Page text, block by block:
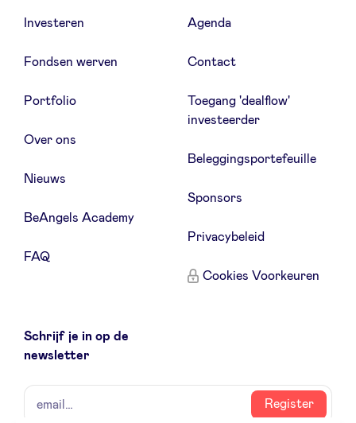
Investeren
Fondsen werven
Portfolio
Over ons
Nieuws
BeAngels Academy
FAQ
Agenda
Contact
Toegang 'dealflow'
investeerder
Beleggingsportefeuille
Sponsors
Privacybeleid
Cookies Voorkeuren
Schrijf je in op de
newsletter
naam
email
Register